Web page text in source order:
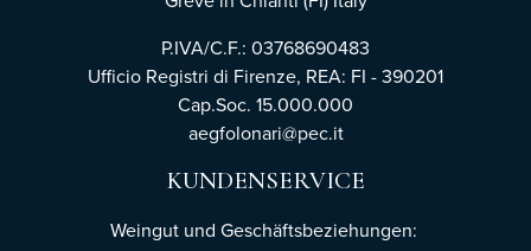
P.IVA/C.F.: 03768690483
Ufficio Registri di Firenze, REA: FI - 390201
Cap.Soc. 15.000.000
aegfolonari@pec.it
KUNDENSERVICE
Weingut und Geschäftsbeziehungen: